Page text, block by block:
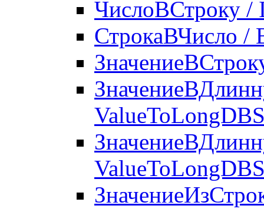
ЧислоВСтроку /
СтрокаВЧисло /